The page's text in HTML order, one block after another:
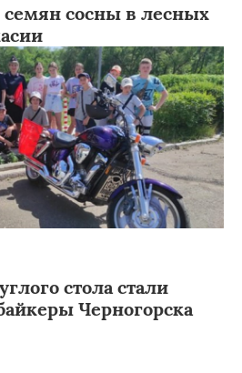
сосны в лесных
стола стали
Черногорска